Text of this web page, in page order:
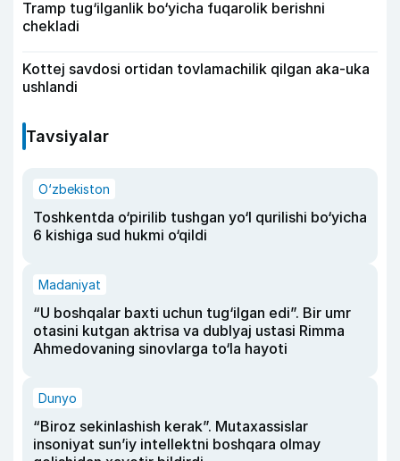
Tramp tug‘ilganlik bo‘yicha fuqarolik berishni
chekladi
Kottej savdosi ortidan tovlamachilik qilgan aka-uka
ushlandi
Tavsiyalar
O‘zbekiston
Toshkentda o‘pirilib tushgan yo‘l qurilishi bo‘yicha
6 kishiga sud hukmi o‘qildi
Madaniyat
“U boshqalar baxti uchun tug‘ilgan edi”. Bir umr
otasini kutgan aktrisa va dublyaj ustasi Rimma
Ahmedovaning sinovlarga to‘la hayoti
Dunyo
“Biroz sekinlashish kerak”. Mutaxassislar
insoniyat sun’iy intellektni boshqara olmay